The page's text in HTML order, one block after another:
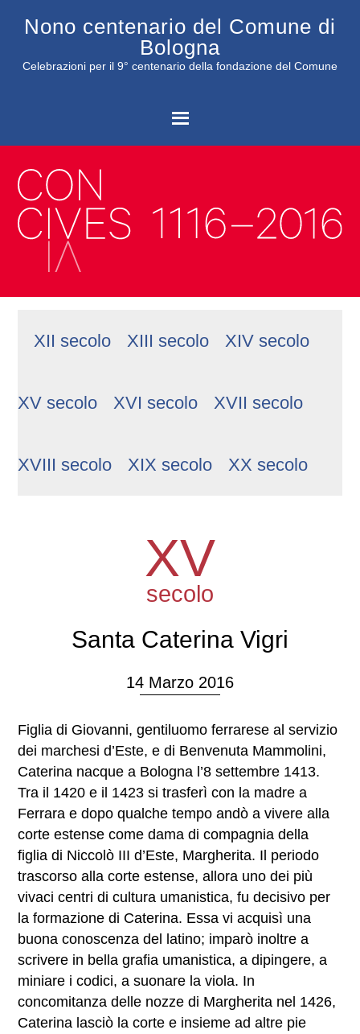
Nono centenario del Comune di
Bologna
Celebrazioni per il 9° centenario della fondazione del Comune
XII secolo XIII secolo XIV secolo
XV secolo XVI secolo XVII secolo
XVIII secolo XIX secolo XX secolo
XV
secolo
Santa Caterina Vigri
14 Marzo 2016
Figlia di Giovanni, gentiluomo ferrarese al servizio
dei marchesi d’Este, e di Benvenuta Mammolini,
Caterina nacque a Bologna l’8 settembre 1413.
Tra il 1420 e il 1423 si trasferì con la madre a
Ferrara e dopo qualche tempo andò a vivere alla
corte estense come dama di compagnia della
figlia di Niccolò III d’Este, Margherita. Il periodo
trascorso alla corte estense, allora uno dei più
vivaci centri di cultura umanistica, fu decisivo per
la formazione di Caterina. Essa vi acquisì una
buona conoscenza del latino; imparò inoltre a
scrivere in bella grafia umanistica, a dipingere, a
miniare i codici, a suonare la viola. In
concomitanza delle nozze di Margherita nel 1426,
Caterina lasciò la corte e insieme ad altre pie